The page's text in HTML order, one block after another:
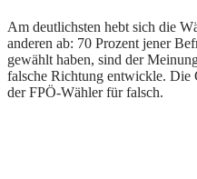
Am deutlichsten hebt sich die
anderen ab: 70 Prozent jener
gewählt haben, sind der
falsche Richtung entwickle. Die
der FPÖ-Wähler für falsch.